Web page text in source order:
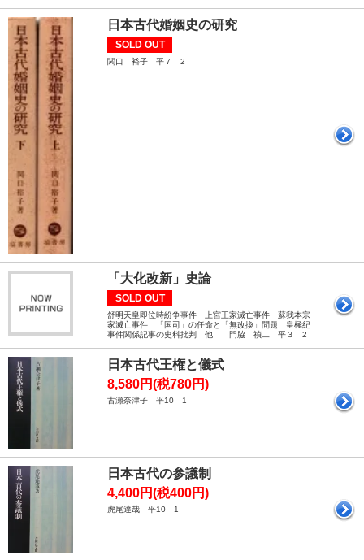
日本古代婚姻史の研究
SOLD OUT
関口 裕子 平７ 2
「大化改新」史論
SOLD OUT
舒明天皇即位時紛争事件 上宮王家滅亡事件 蘇我本宗
家滅亡事件 「国司」の任命と「無改換」問題 皇極紀
事件関係記事の史料批判 他 門脇 禎二 平３ 2
日本古代王権と儀式
8,580円(税780円)
古瀬奈津子 平10 1
日本古代の参議制
4,400円(税400円)
虎尾達哉 平10 1